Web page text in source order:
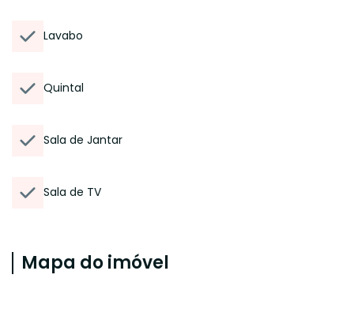
Lavabo
Quintal
Sala de Jantar
Sala de TV
Mapa do imóvel